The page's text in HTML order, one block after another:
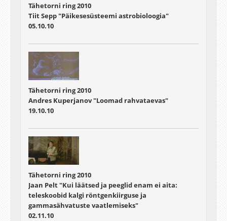
Tähetorni ring 2010
Tiit Sepp "Päikesesüsteemi astrobioloogia"
05.10.10
Tähetorni ring 2010
Andres Kuperjanov "Loomad rahvataevas"
19.10.10
Tähetorni ring 2010
Jaan Pelt "Kui läätsed ja peeglid enam ei aita:
teleskoobid kalgi röntgenkiirguse ja
gammasähvatuste vaatlemiseks"
02.11.10